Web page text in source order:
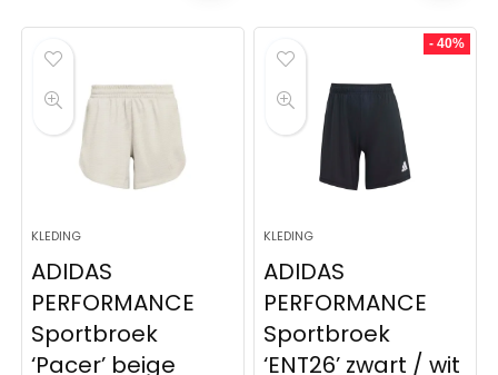
KLEDING
ADIDAS
PERFORMANCE
Sportbroek
‘Pacer’ beige
- 40%
KLEDING
ADIDAS
PERFORMANCE
Sportbroek
‘ENT26’ zwart / wit